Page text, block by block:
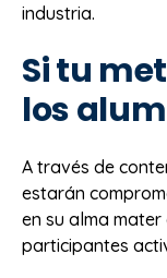
industria.
Si tu
los
A través de
estarán
en su alma
participantes